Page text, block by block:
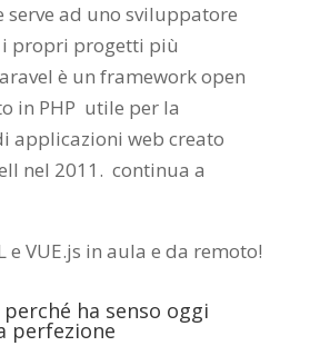
serve ad uno sviluppatore
i propri progetti più
è un framework open
in PHP utile per la
applicazioni web creato
nel 2011. continua a
e VUE.js in aula e da remoto!
perché ha senso oggi
perfezione